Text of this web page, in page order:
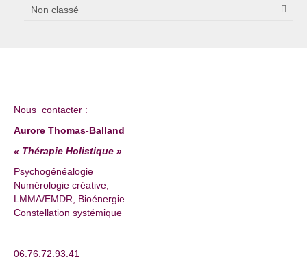
Non classé
Nous contacter :
Aurore Thomas-Balland
« Thérapie Holistique »
Psychogénéalogie
Numérologie créative,
LMMA/EMDR, Bioénergie
Constellation systémique
06.76.72.93.41